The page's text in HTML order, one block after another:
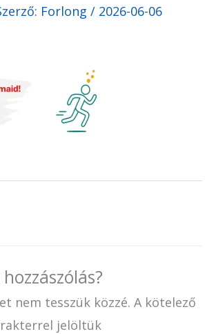
Forlong / 2026-06-06
nem tesszük közzé. A kötelező
jelöltük